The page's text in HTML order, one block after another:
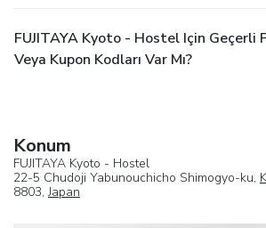
FUJITAYA Kyoto - Hostel Için Geçerli
Veya Kupon Kodları Var Mı?
Konum
FUJITAYA Kyoto - Hostel
22-5 Chudoji Yabunouchicho Shimogyo-ku,
8803,Japan